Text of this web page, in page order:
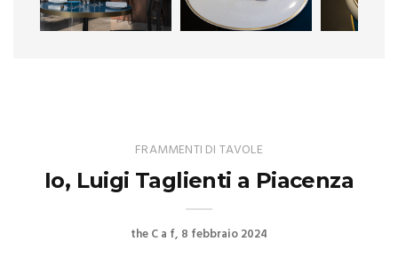
FRAMMENTI DI TAVOLE
Io, Luigi Taglienti a Piacenza
the C a f 8 febbraio 2024